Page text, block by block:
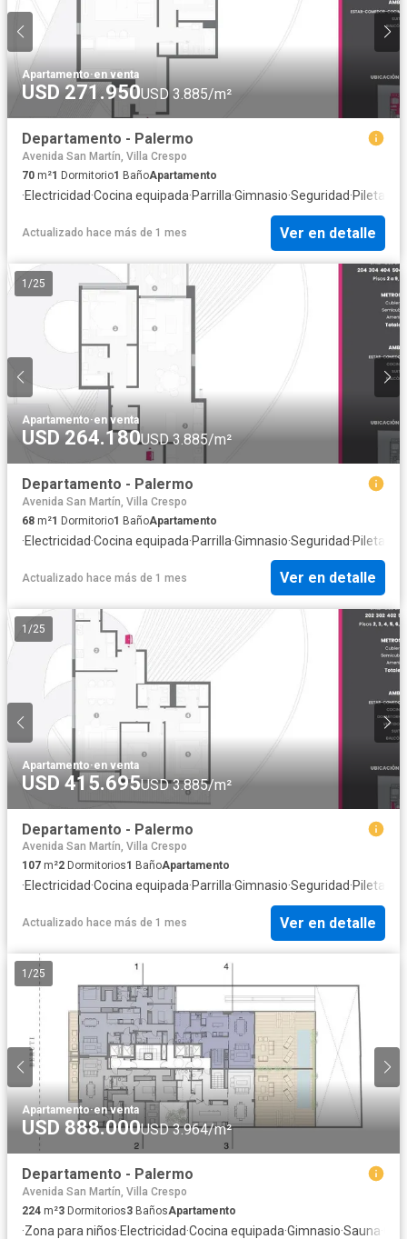
Apartamento·en venta
USD 271.950USD 3.885/m²
Departamento - Palermo
Avenida San Martín, Villa Crespo
70 m²1 Dormitorio1 BañoApartamento
·Electricidad·Cocina equipada·Parrilla·Gimnasio·Seguridad·Pileta
Actualizado hace más de 1 mes Ver en detalle
1 /25
Apartamento·en venta
USD 264.180USD 3.885/m²
Departamento - Palermo
Avenida San Martín, Villa Crespo
68 m²1 Dormitorio1 BañoApartamento
·Electricidad·Cocina equipada·Parrilla·Gimnasio·Seguridad·Pileta
Actualizado hace más de 1 mes Ver en detalle
1 /25
Apartamento·en venta
USD 415.695USD 3.885/m²
Departamento - Palermo
Avenida San Martín, Villa Crespo
107 m²2 Dormitorios1 BañoApartamento
·Electricidad·Cocina equipada·Parrilla·Gimnasio·Seguridad·Pileta
Actualizado hace más de 1 mes Ver en detalle
1 /25
Apartamento·en venta
USD 888.000USD 3.964/m²
Departamento - Palermo
Avenida San Martín, Villa Crespo
224 m²3 Dormitorios3 BañosApartamento
·Zona para niños·Electricidad·Cocina equipada·Gimnasio·Sauna